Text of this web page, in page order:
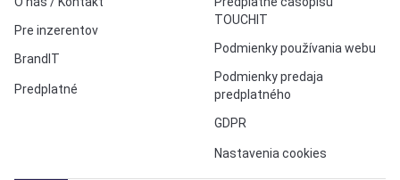
Pre inzerentov
BrandIT
Predplatné
TOUCHIT
Podmienky používania webu
Podmienky predaja
predplatného
GDPR
Nastavenia cookies